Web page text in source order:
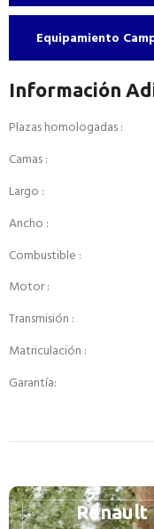
Renault
Equipamiento
Información
Plazas homologadas :
Camas :
Largo :
Ancho :
Combustible :
Motor :
Transmisión :
Matriculación :
Garantía: